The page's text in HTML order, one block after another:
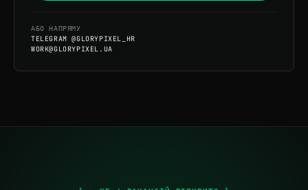
АБО НАПРЯМУ
TELEGRAM @GLORYPIXEL_HR
WORK@GLORYPIXEL.UA